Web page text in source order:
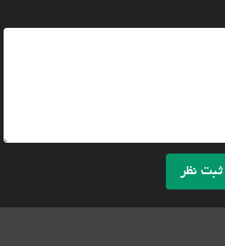
ثبت نظر